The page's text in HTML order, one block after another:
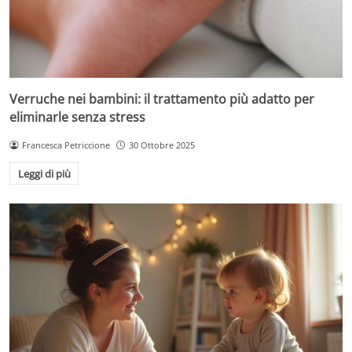
Verruche nei bambini: il trattamento più adatto per
eliminarle senza stress
Francesca Petriccione 30 Ottobre 2025
Leggi di più